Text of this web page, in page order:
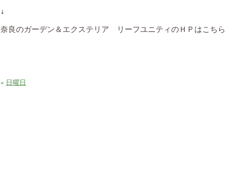
↓
奈良のガーデン＆エクステリア リーフユニティのＨＰはこちら
« 日曜日